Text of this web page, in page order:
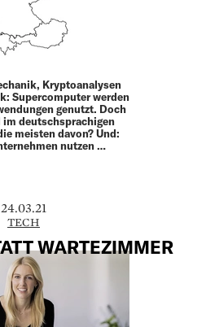
Kryptoanalysen
Supercomputer werden
genutzt. Doch
im deutschsprachigen
meisten davon? Und:
nutzen …
24.03.21
TECH
WARTEZIMMER